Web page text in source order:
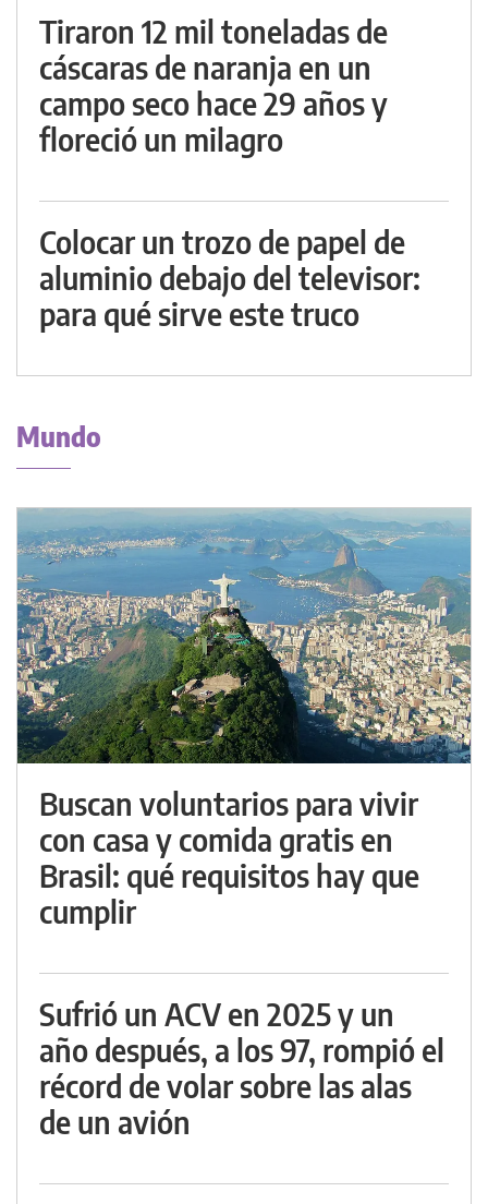
Tiraron 12 mil toneladas de
cáscaras de naranja en un
campo seco hace 29 años y
floreció un milagro
Colocar un trozo de papel de
aluminio debajo del televisor:
para qué sirve este truco
Mundo
Buscan voluntarios para vivir
con casa y comida gratis en
Brasil: qué requisitos hay que
cumplir
Sufrió un ACV en 2025 y un
año después, a los 97, rompió el
récord de volar sobre las alas
de un avión